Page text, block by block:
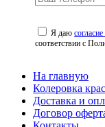
Я даю
соответствии с
На главную
Колеровка
Доставка и
Договор